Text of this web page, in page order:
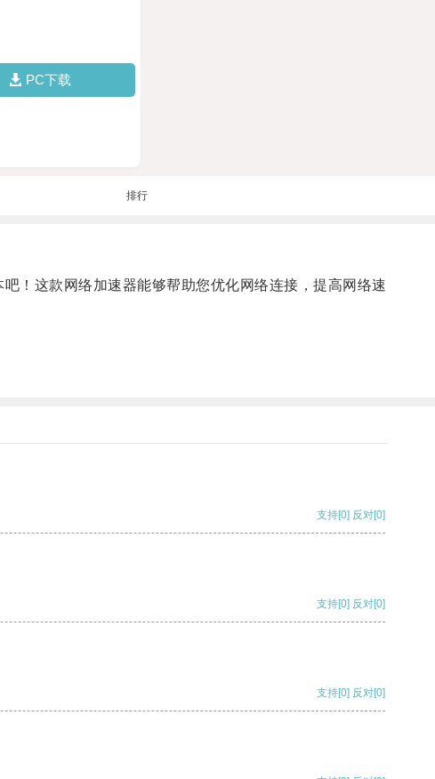
PC下载
排行
！这款网络加速器能够帮助您优化网络连接，提高网络速
支持[0] 反对[0]
支持[0] 反对[0]
支持[0] 反对[0]